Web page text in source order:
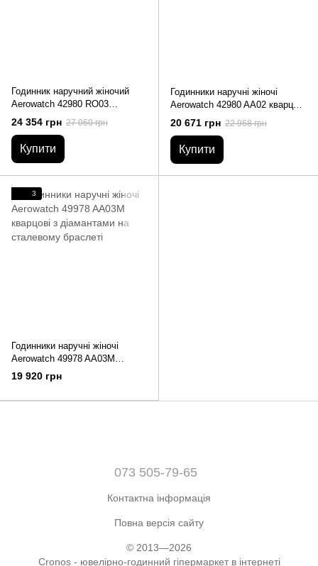
Годинник наручний жіночий
Aerowatch 42980 RO03
кварцовий з датою, шкіряний
ремінець рожевий
24 354 грн 27 060 грн
Купити
Годинники наручні жіночі
Aerowatch 42980 AA02 кварцові
з датою, синій шкіряний
20 671 грн 22 968 грн
Купити
3
Годинники наручні жіночі
Aerowatch 49978 AA03M
кварцові з діамантами на
сталевому браслеті
19 920 грн
073 505-79-65
Контактна інформація
Повна версія сайту
© 2013—2026
Cronos - ювелірно-годинний гіпермаркет в інтернеті